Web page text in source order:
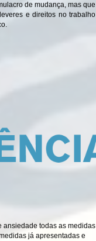
de mudança, mas que
e direitos no trabalho
ansiedade todas as medidas
já apresentadas e